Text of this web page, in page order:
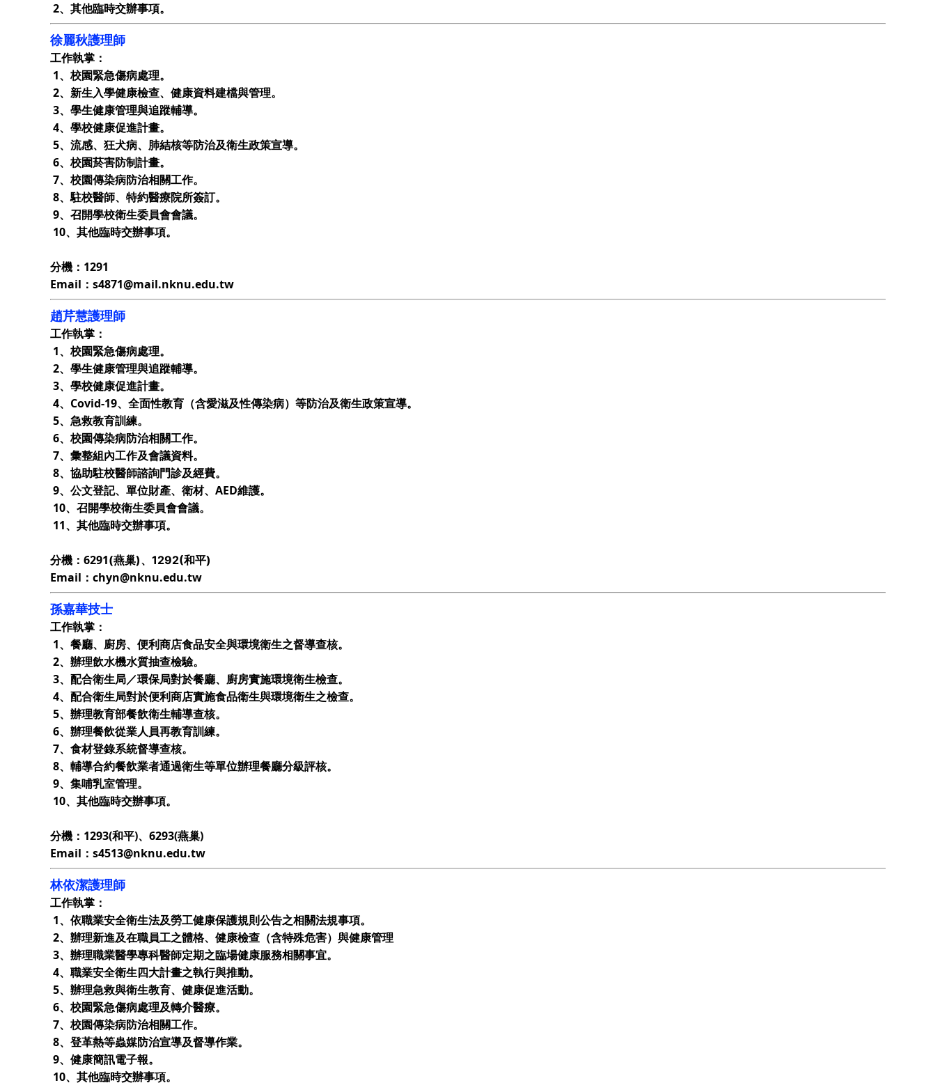
2、其他臨時交辦事項。
徐麗秋護理師
工作執掌：
1、校園緊急傷病處理。
2、新生入學健康檢查、健康資料建檔與管理。
3、學生健康管理與追蹤輔導。
4、學校健康促進計畫。
5、流感、狂犬病、肺結核等防治及衛生政策宣導。
6、校園菸害防制計畫。
7、校園傳染病防治相關工作。
8、駐校醫師、特約醫療院所簽訂。
9、召開學校衛生委員會會議。
10、其他臨時交辦事項。
分機：1291
Email：s4871@mail.nknu.edu.tw
趙芹慧護理師
工作執掌：
1、校園緊急傷病處理。
2、學生健康管理與追蹤輔導。
3、學校健康促進計畫。
4、Covid-19、全面性教育（含愛滋及性傳染病）等防治及衛生政策宣導。
5、急救教育訓練。
6、校園傳染病防治相關工作。
7、彙整組內工作及會議資料。
8、協助駐校醫師諮詢門診及經費。
9、公文登記、單位財產、衛材、AED維護。
10、召開學校衛生委員會會議。
11、其他臨時交辦事項。
分機：6291(燕巢)、1292(和平)
Email：chyn@nknu.edu.tw
孫嘉華技士
工作執掌：
1、餐廳、廚房、便利商店食品安全與環境衛生之督導查核。
2、辦理飲水機水質抽查檢驗。
3、配合衛生局／環保局對於餐廳、廚房實施環境衛生檢查。
4、配合衛生局對於便利商店實施食品衛生與環境衛生之檢查。
5、辦理教育部餐飲衛生輔導查核。
6、辦理餐飲從業人員再教育訓練。
7、食材登錄系統督導查核。
8、輔導合約餐飲業者通過衛生等單位辦理餐廳分級評核。
9、集哺乳室管理。
10、其他臨時交辦事項。
分機：1293(和平)、6293(燕巢)
Email：s4513@nknu.edu.tw
林依潔護理師
工作執掌：
1、依職業安全衛生法及勞工健康保護規則公告之相關法規事項。
2、辦理新進及在職員工之體格、健康檢查（含特殊危害）與健康管理
3、辦理職業醫學專科醫師定期之臨場健康服務相關事宜。
4、職業安全衛生四大計畫之執行與推動。
5、辦理急救與衛生教育、健康促進活動。
6、校園緊急傷病處理及轉介醫療。
7、校園傳染病防治相關工作。
8、登革熱等蟲媒防治宣導及督導作業。
9、健康簡訊電子報。
10、其他臨時交辦事項。